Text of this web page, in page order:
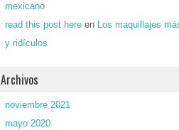
mexicano
read this post here en Los maquillajes
y ridículos
Archivos
noviembre 2021
mayo 2020